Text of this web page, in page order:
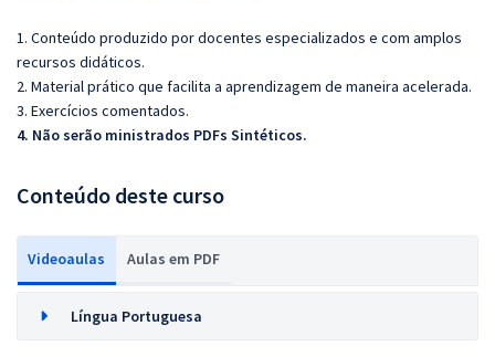
1. Conteúdo produzido por docentes especializados e com amplos
recursos didáticos.
2. Material prático que facilita a aprendizagem de maneira acelerada.
3. Exercícios comentados.
4. Não serão ministrados PDFs Sintéticos.
Conteúdo deste curso
Videoaulas Aulas em PDF
Língua Portuguesa